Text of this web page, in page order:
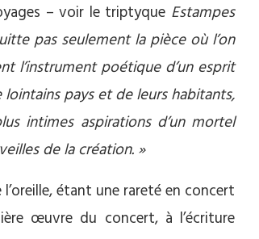
– voir le triptyque Estampes
pas seulement la pièce où l’on
l’instrument poétique d’un esprit
pays et de leurs habitants,
intimes aspirations d’un mortel
de la création. »
étant une rareté en concert
œuvre du concert, à l’écriture